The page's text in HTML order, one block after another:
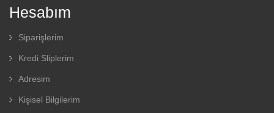
Hesabım
Siparişlerim
Kredi Sliplerim
Adresim
Kişisel Bilgilerim